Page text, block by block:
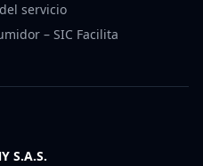
servicio
– SIC Facilita
S.A.S.